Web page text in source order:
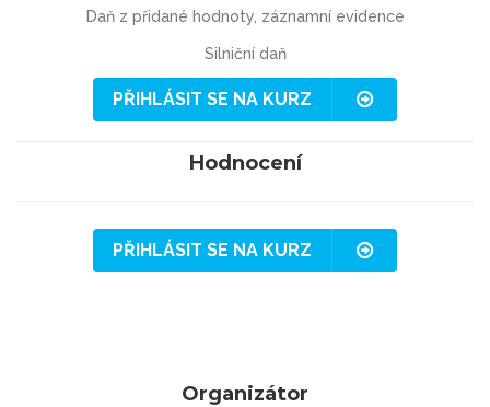
Daň z přidané hodnoty, záznamní evidence
Silniční daň
PŘIHLÁSIT SE NA KURZ
Hodnocení
PŘIHLÁSIT SE NA KURZ
Organizátor